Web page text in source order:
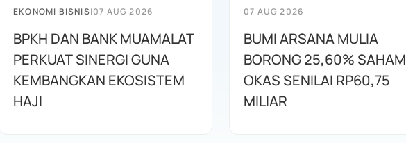
EKONOMI BISNIS|07 AUG 2026
BPKH DAN BANK MUAMALAT
PERKUAT SINERGI GUNA
KEMBANGKAN EKOSISTEM
HAJI
07 AUG 2026
BUMI ARSANA MULIA
BORONG 25,60% SAHAM
OKAS SENILAI RP60,75
MILIAR